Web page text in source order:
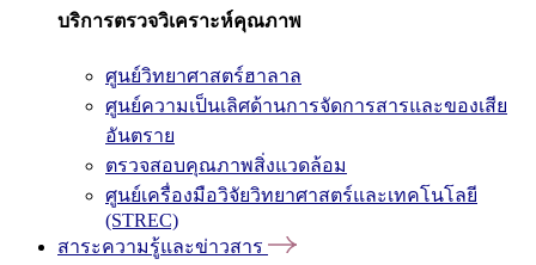
บริการตรวจวิเคราะห์คุณภาพ
ศูนย์วิทยาศาสตร์ฮาลาล
ศูนย์ความเป็นเลิศด้านการจัดการสารและของเสีย
อันตราย
ตรวจสอบคุณภาพสิ่งแวดล้อม
ศูนย์เครื่องมือวิจัยวิทยาศาสตร์และเทคโนโลยี
(STREC)
สาระความรู้และข่าวสาร